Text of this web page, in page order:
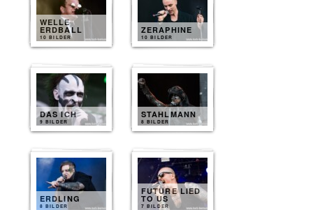
WELLE
ERDBALL
10 BILDER
ZERAPHINE
10 BILDER
DAS ICH
9 BILDER
STAHLMANN
8 BILDER
ERDLING
8 BILDER
FUTURE LIED
TO US
7 BILDER